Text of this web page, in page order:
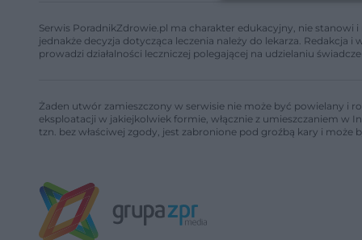
Serwis PoradnikZdrowie.pl ma charakter edukacyjny, nie stanowi
jednakże decyzja dotycząca leczenia należy do lekarza.
prowadzi działalności leczniczej polegającej na udzielaniu
Żaden utwór zamieszczony w serwisie nie może być powielany i
eksploatacji w jakiejkolwiek formie, włącznie z umieszczaniem w
tzn. bez właściwej zgody, jest zabronione pod groźbą kary i może